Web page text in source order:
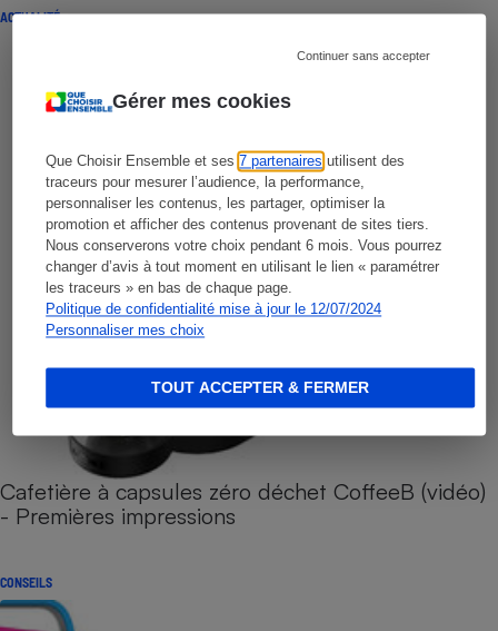
Gérer mes cookies
Que Choisir Ensemble et ses7 partenaires utilisent des
traceurs pour mesurer l’audience, la performance,
personnaliser les contenus, les partager, optimiser la
promotion et afficher des contenus provenant de sites tiers.
Nous conserverons votre choix pendant 6 mois. Vous pourrez
changer d’avis à tout moment en utilisant le lien « paramétrer
les traceurs » en bas de chaque page.
Politique de confidentialité mise à jour le 12/07/2024
Personnaliser mes choix
Continuer sans accepter
TOUT ACCEPTER & FERMER
ACTUALITÉ
Cafetière à capsules zéro déchet CoffeeB (vidéo)
- Premières impressions
CONSEILS